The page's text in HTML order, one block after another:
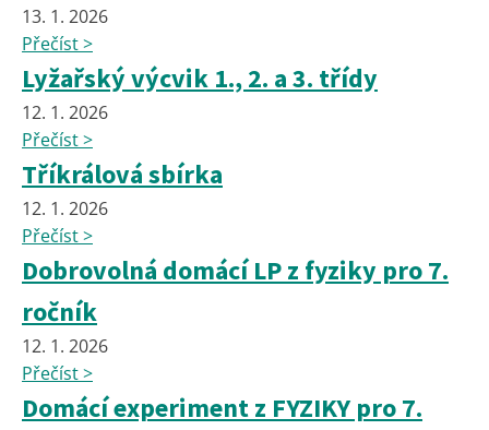
13. 1. 2026
Přečíst >
Lyžařský výcvik 1., 2. a 3. třídy
12. 1. 2026
Přečíst >
Tříkrálová sbírka
12. 1. 2026
Přečíst >
Dobrovolná domácí LP z fyziky pro 7.
ročník
12. 1. 2026
Přečíst >
Domácí experiment z FYZIKY pro 7.